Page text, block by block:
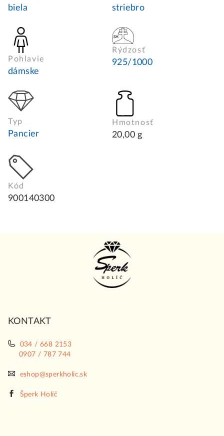
biela striebro
Pohlavie
dámske
Rýdzosť
925/1000
Typ
Pancier
Hmotnosť
20,00 g
Kód
900140300
KONTAKT
034 / 668 2153
0907 / 787 744
eshop@sperkholic.sk
Šperk Holíč